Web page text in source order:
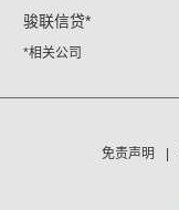
骏联信贷*
*相关公司
免责声明